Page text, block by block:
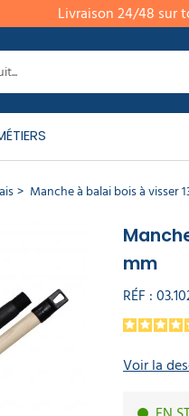
Livraison 24/48 sur
Manche à balai bois à visser
mm
RÉF :
Voir la